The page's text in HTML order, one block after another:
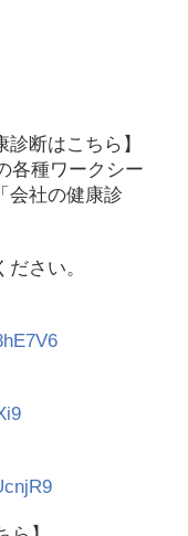
診断はこちら】
各種ワークシー
会社の健康診
さい。